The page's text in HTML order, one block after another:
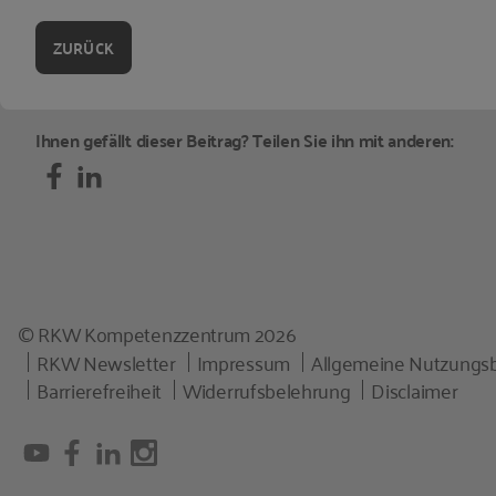
ZURÜCK
Ihnen gefällt dieser Beitrag? Teilen Sie ihn mit anderen:
© RKW Kompetenzzentrum 2026
RKW Newsletter
Impressum Allgemeine
Barrierefreiheit Widerrufsbelehrung Disclaimer